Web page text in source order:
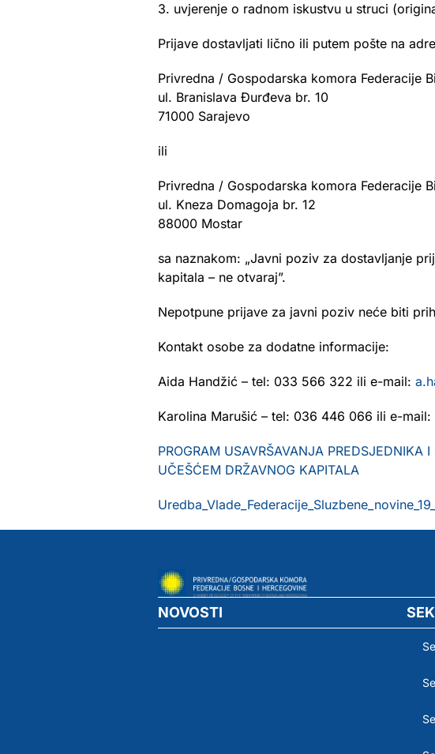
3. uvjerenje o radnom iskustvu u struci
Prijave dostavljati lično ili putem pošte na
Privredna / Gospodarska komora Federacije
ul. Branislava Đurđeva br. 10
71000 Sarajevo
ili
Privredna / Gospodarska komora Federacije
ul. Kneza Domagoja br. 12
88000 Mostar
sa naznakom: „Javni poziv za dostavljanje
kapitala – ne otvaraj”.
Nepotpune prijave za javni poziv neće biti
Kontakt osobe za dodatne informacije:
Aida Handžić – tel: 033 566 322 ili e-mail:
Karolina Marušić – tel: 036 446 066 ili e-mail:
PROGRAM USAVRŠAVANJA PREDSJEDNIKA
UČEŠĆEM DRŽAVNOG KAPITALA
NOVOSTI